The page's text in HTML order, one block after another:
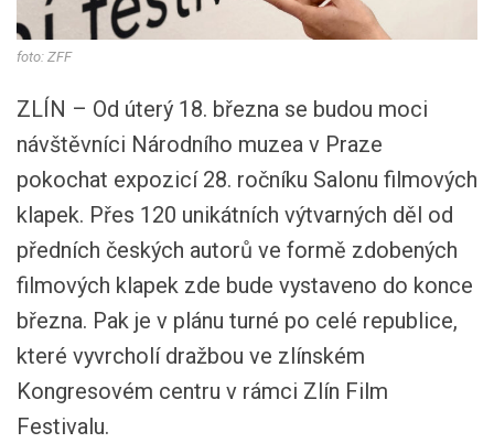
foto: ZFF
ZLÍN – Od úterý 18. března se budou moci
návštěvníci Národního muzea v Praze
pokochat expozicí 28. ročníku Salonu filmových
klapek. Přes 120 unikátních výtvarných děl od
předních českých autorů ve formě zdobených
filmových klapek zde bude vystaveno do konce
března. Pak je v plánu turné po celé republice,
které vyvrcholí dražbou ve zlínském
Kongresovém centru v rámci Zlín Film
Festivalu.